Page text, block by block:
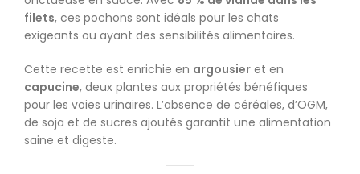
filets, ces pochons sont idéals pour les chats
exigeants ou ayant des sensibilités alimentaires.
Cette recette est enrichie en argousier et en
capucine, deux plantes aux propriétés bénéfiques
pour les voies urinaires. L’absence de céréales, d’OGM,
de soja et de sucres ajoutés garantit une alimentation
saine et digeste.